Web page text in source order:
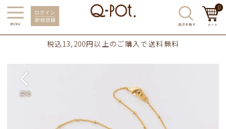
0
税込13,200円以上のご購入で送料無料